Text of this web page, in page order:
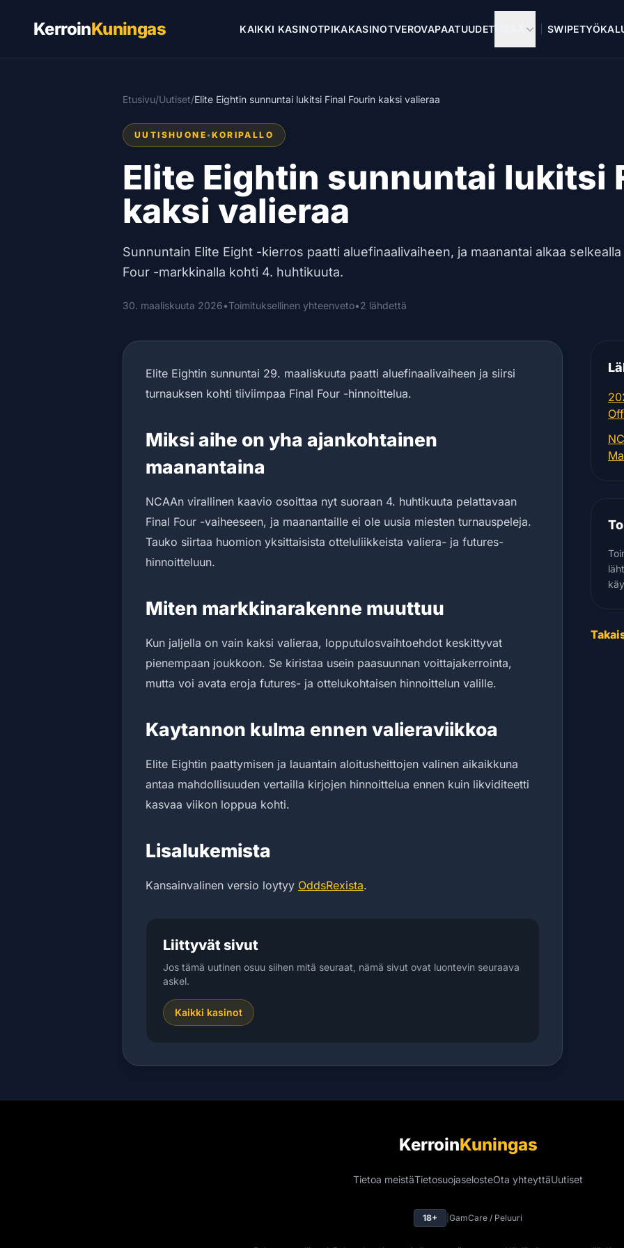
KerroinKuningas KAIKKI KASINOTPIKAKASINOTVEROVAPAATUUDET SWIPE
Etusivu/Uutiset/Elite Eightin sunnuntai lukitsi Final Fourin kaksi valieraa
UUTISHUONE •KORIPALLO
Elite Eightin sunnuntai lukitsi
kaksi valieraa
Sunnuntain Elite Eight -kierros paatti aluefinaalivaiheen, ja maanantai alkaa selkealla
Four -markkinalla kohti 4. huhtikuuta.
30. maaliskuuta 2026•Toimituksellinen yhteenveto•2 lähdettä
Elite Eightin sunnuntai 29. maaliskuuta paatti aluefinaalivaiheen ja siirsi
turnauksen kohti tiiviimpaa Final Four -hinnoittelua.
Miksi aihe on yha ajankohtainen
maanantaina
NCAAn virallinen kaavio osoittaa nyt suoraan 4. huhtikuuta pelattavaan
Final Four -vaiheeseen, ja maanantaille ei ole uusia miesten turnauspeleja.
Tauko siirtaa huomion yksittaisista otteluliikkeista valiera- ja futures-
hinnoitteluun.
Miten markkinarakenne muuttuu
Kun jaljella on vain kaksi valieraa, lopputulosvaihtoehdot keskittyvat
pienempaan joukkoon. Se kiristaa usein paasuunnan voittajakerrointa,
mutta voi avata eroja futures- ja ottelukohtaisen hinnoittelun valille.
Kaytannon kulma ennen valieraviikkoa
Elite Eightin paattymisen ja lauantain aloitusheittojen valinen aikaikkuna
antaa mahdollisuuden vertailla kirjojen hinnoittelua ennen kuin likviditeetti
kasvaa viikon loppua kohti.
Lisalukemista
Kansainvalinen versio loytyy OddsRexista.
Liittyvät sivut
Jos tämä uutinen osuu siihen mitä seuraat, nämä sivut ovat luontevin seuraava
askel.
Kaikki kasinot
KerroinKuningas
Tietoa meistäTietosuojaselosteOta yhteyttäUutiset
18+ GamCare / Peluuri